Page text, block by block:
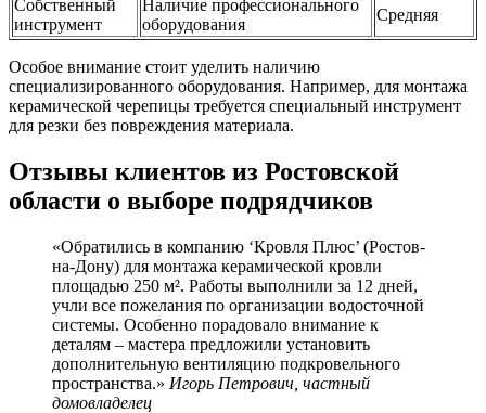
Собственный
инструмент
Наличие профессионального
оборудования
Средняя
Особое внимание стоит уделить наличию
специализированного оборудования. Например, для монтажа
керамической черепицы требуется специальный инструмент
для резки без повреждения материала.
Отзывы клиентов из Ростовской
области о выборе подрядчиков
«Обратились в компанию ‘Кровля Плюс’ (Ростов-
на-Дону) для монтажа керамической кровли
площадью 250 м². Работы выполнили за 12 дней,
учли все пожелания по организации водосточной
системы. Особенно порадовало внимание к
деталям – мастера предложили установить
дополнительную вентиляцию подкровельного
пространства.» Игорь Петрович, частный
домовладелец